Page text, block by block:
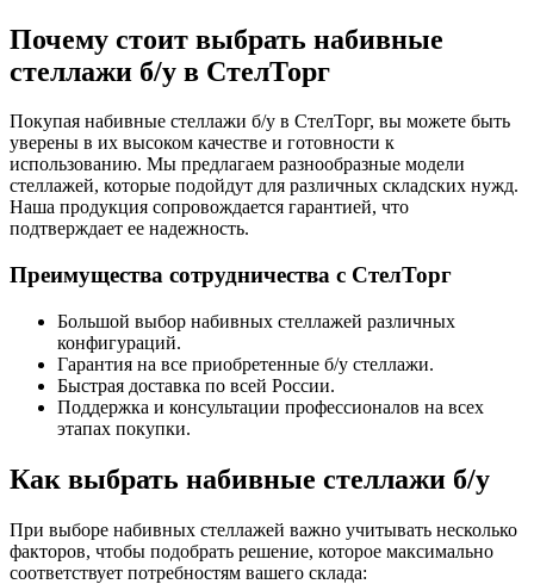
Почему стоит выбрать набивные
стеллажи б/у в СтелТорг
Покупая набивные стеллажи б/у в СтелТорг, вы можете быть
уверены в их высоком качестве и готовности к
использованию. Мы предлагаем разнообразные модели
стеллажей, которые подойдут для различных складских нужд.
Наша продукция сопровождается гарантией, что
подтверждает ее надежность.
Преимущества сотрудничества с СтелТорг
Большой выбор набивных стеллажей различных
конфигураций.
Гарантия на все приобретенные б/у стеллажи.
Быстрая доставка по всей России.
Поддержка и консультации профессионалов на всех
этапах покупки.
Как выбрать набивные стеллажи б/у
При выборе набивных стеллажей важно учитывать несколько
факторов, чтобы подобрать решение, которое максимально
соответствует потребностям вашего склада: